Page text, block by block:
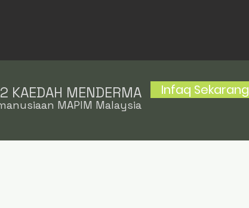
2 KAEDAH MENDERMA
MAPIM Malaysia
Infaq Sekarang